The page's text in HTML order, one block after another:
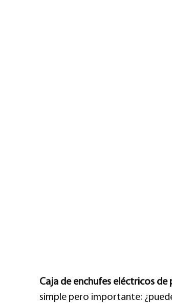
Caja de enchufes eléctricos de
simple pero importante: